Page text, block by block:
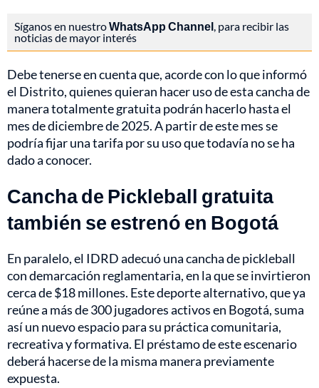
Síganos en nuestroWhatsApp Channel, para recibir las
noticias de mayor interés
Debe tenerse en cuenta que, acorde con lo que informó
el Distrito, quienes quieran hacer uso de esta cancha de
manera totalmente gratuita podrán hacerlo hasta el
mes de diciembre de 2025. A partir de este mes se
podría fijar una tarifa por su uso que todavía no se ha
dado a conocer.
Cancha de Pickleball gratuita
también se estrenó en Bogotá
En paralelo, el IDRD adecuó una cancha de pickleball
con demarcación reglamentaria, en la que se invirtieron
cerca de $18 millones. Este deporte alternativo, que ya
reúne a más de 300 jugadores activos en Bogotá, suma
así un nuevo espacio para su práctica comunitaria,
recreativa y formativa. El préstamo de este escenario
deberá hacerse de la misma manera previamente
expuesta.